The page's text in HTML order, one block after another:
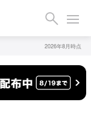
2026年8月時点